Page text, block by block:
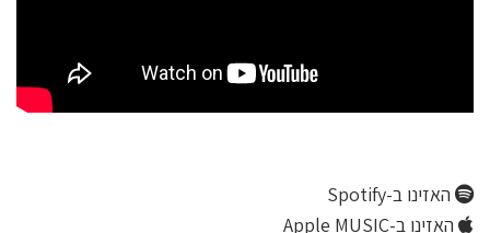
האזינו ב-Spotify
האזינו ב-Apple MUSIC